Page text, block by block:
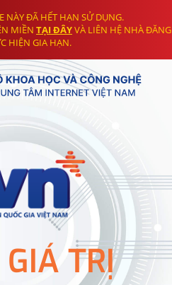
NÀY ĐÃ HẾT HẠN SỬ DỤNG.
MIỀN TẠI ĐÂYVÀ LIÊN HỆ NHÀ ĐĂNG
HIỆN GIA HẠN.
GIÁ TRỊ